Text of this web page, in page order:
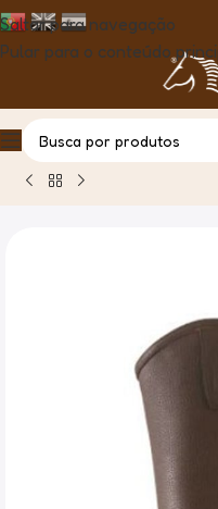
Saltar para navegação
Pular para o conteúdo
Casa Produto Polaina